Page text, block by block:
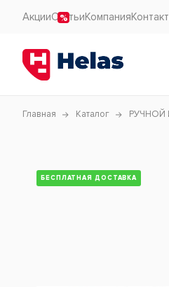
АкцииСтатьиКомпания
Главная Каталог РУЧНОЙ
БЕСПЛАТНАЯ ДОСТАВКА